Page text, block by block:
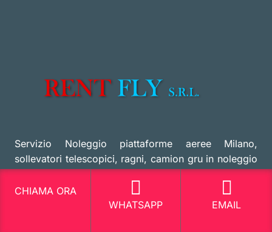
Servizio Noleggio piattaforme aeree Milano,
sollevatori telescopici, ragni, camion gru in noleggio
e piattaforme per il sollevamento in quota di persone
Via Mascagni 42 20030 Senago MI
CHIAMA ORA
WHATSAPP
EMAIL